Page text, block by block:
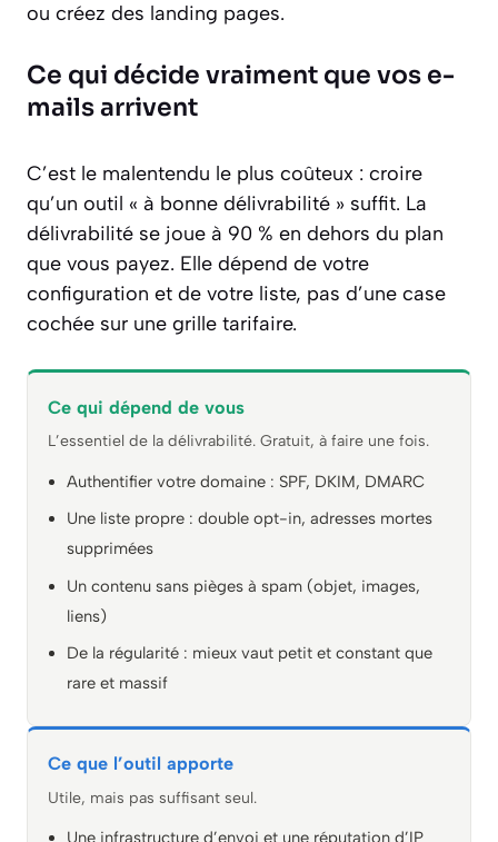
ou créez des landing pages.
Ce qui décide vraiment que vos e-
mails arrivent
C’est le malentendu le plus coûteux : croire
qu’un outil « à bonne délivrabilité » suffit. La
délivrabilité se joue à 90 % en dehors du plan
que vous payez. Elle dépend de votre
configuration et de votre liste, pas d’une case
cochée sur une grille tarifaire.
Ce qui dépend de vous
L’essentiel de la délivrabilité. Gratuit, à faire une fois.
Authentifier votre domaine : SPF, DKIM, DMARC
Une liste propre : double opt-in, adresses mortes
supprimées
Un contenu sans pièges à spam (objet, images,
liens)
De la régularité : mieux vaut petit et constant que
rare et massif
Ce que l’outil apporte
Utile, mais pas suffisant seul.
Une infrastructure d’envoi et une réputation d’IP